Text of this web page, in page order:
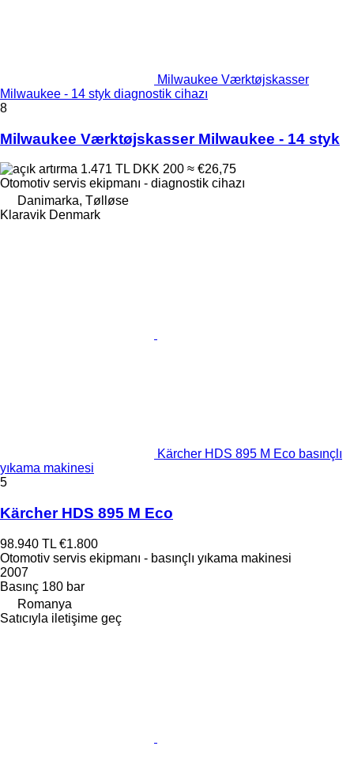
Milwaukee Værktøjskasser
Milwaukee - 14 styk diagnostik cihazı
8
Milwaukee Værktøjskasser Milwaukee - 14 styk
1.471 TL DKK 200 ≈ €26,75
Otomotiv servis ekipmanı - diagnostik cihazı
Danimarka, Tølløse
Klaravik Denmark
Kärcher HDS 895 M Eco basınçlı
yıkama makinesi
5
Kärcher HDS 895 M Eco
98.940 TL €1.800
Otomotiv servis ekipmanı - basınçlı yıkama makinesi
2007
Basınç 180 bar
Romanya
Satıcıyla iletişime geç